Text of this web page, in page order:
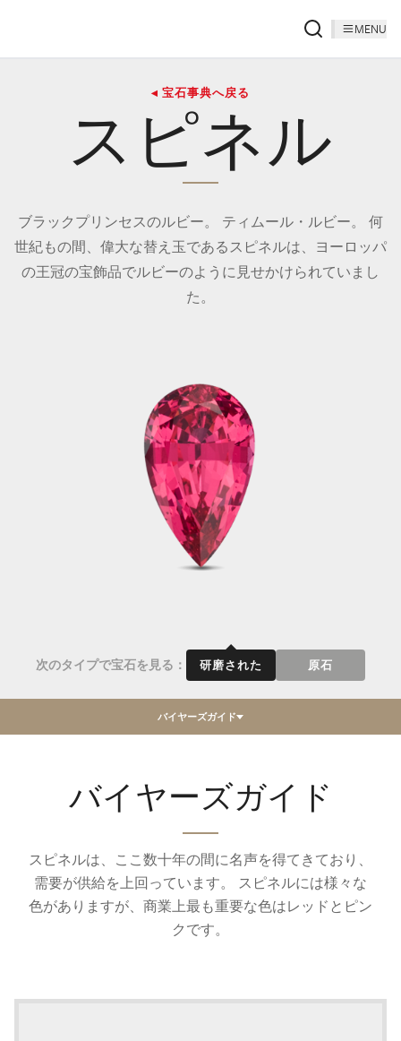
MENU
◂ 宝石事典へ戻る
スピネル
ブラックプリンセスのルビー。 ティムール・ルビー。 何
世紀もの間、偉大な替え玉であるスピネルは、ヨーロッパ
の王冠の宝飾品でルビーのように見せかけられていまし
た。
次のタイプで宝石を見る： 研磨された 原石
バイヤーズガイド
バイヤーズガイド
スピネルは、ここ数十年の間に名声を得てきており、
需要が供給を上回っています。 スピネルには様々な
色がありますが、商業上最も重要な色はレッドとピン
クです。